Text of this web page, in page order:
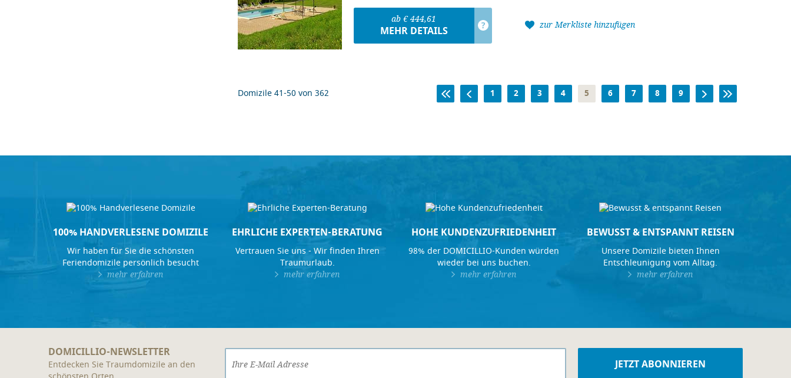
ab € 444,61
MEHR DETAILS zur Merkliste hinzufügen
Domizile41-50 von 362 ANFANGZURÜCK
1 2 3 4 5 6 7 8 9 ENDE
WEITER
100% HANDVERLESENE DOMIZILE
Wir haben für Sie die schönsten
Feriendomizile persönlich besucht
mehr erfahren
EHRLICHE EXPERTEN-BERATUNG
Vertrauen Sie uns - Wir finden Ihren
Traumurlaub.
mehr erfahren
HOHE KUNDENZUFRIEDENHEIT
98% der DOMICILLIO-Kunden würden
wieder bei uns buchen.
mehr erfahren
BEWUSST & ENTSPANNT REISEN
Unsere Domizile bieten Ihnen
Entschleunigung vom Alltag.
mehr erfahren
DOMICILLIO-NEWSLETTER
Entdecken Sie Traumdomizile an den